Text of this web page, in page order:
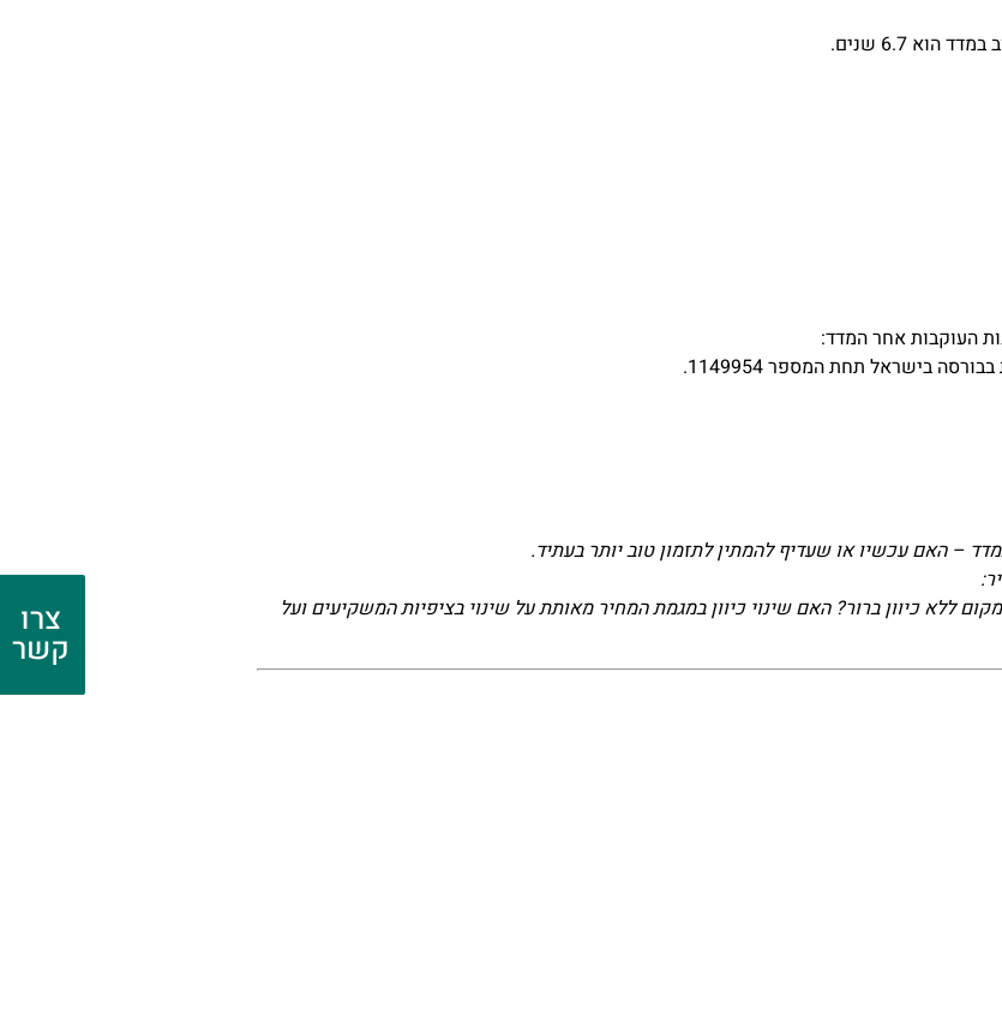
6.7 שנים.
העוקבות אחר המדד:
– האם עכשיו או שעדיף להמתין לתזמון טוב יותר בעתיד.
כיוון ברור? האם שינוי כיוון במגמת המחיר מאותת על שינוי בציפיות המשקיעים ועל
צרו
קשר